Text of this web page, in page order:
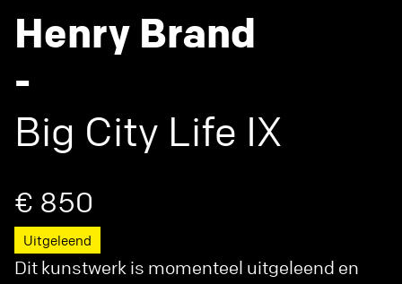
Henry Brand
-
Big City Life IX
€ 850
Uitgeleend
Dit kunstwerk is momenteel uitgeleend en